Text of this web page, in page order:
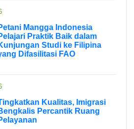
Mangga Indonesia
Praktik Baik dalam
Studi ke Filipina
Difasilitasi FAO
Kualitas, Imigrasi
Percantik Ruang